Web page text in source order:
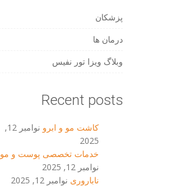
پزشکان
درمان ها
وبلاگ ویزا تور نفیس
Recent posts
کاشت مو و ابرو
نوامبر 12,
2025
خدمات تخصصی پوست و مو
نوامبر 12, 2025
ناباروری نوامبر 12, 2025